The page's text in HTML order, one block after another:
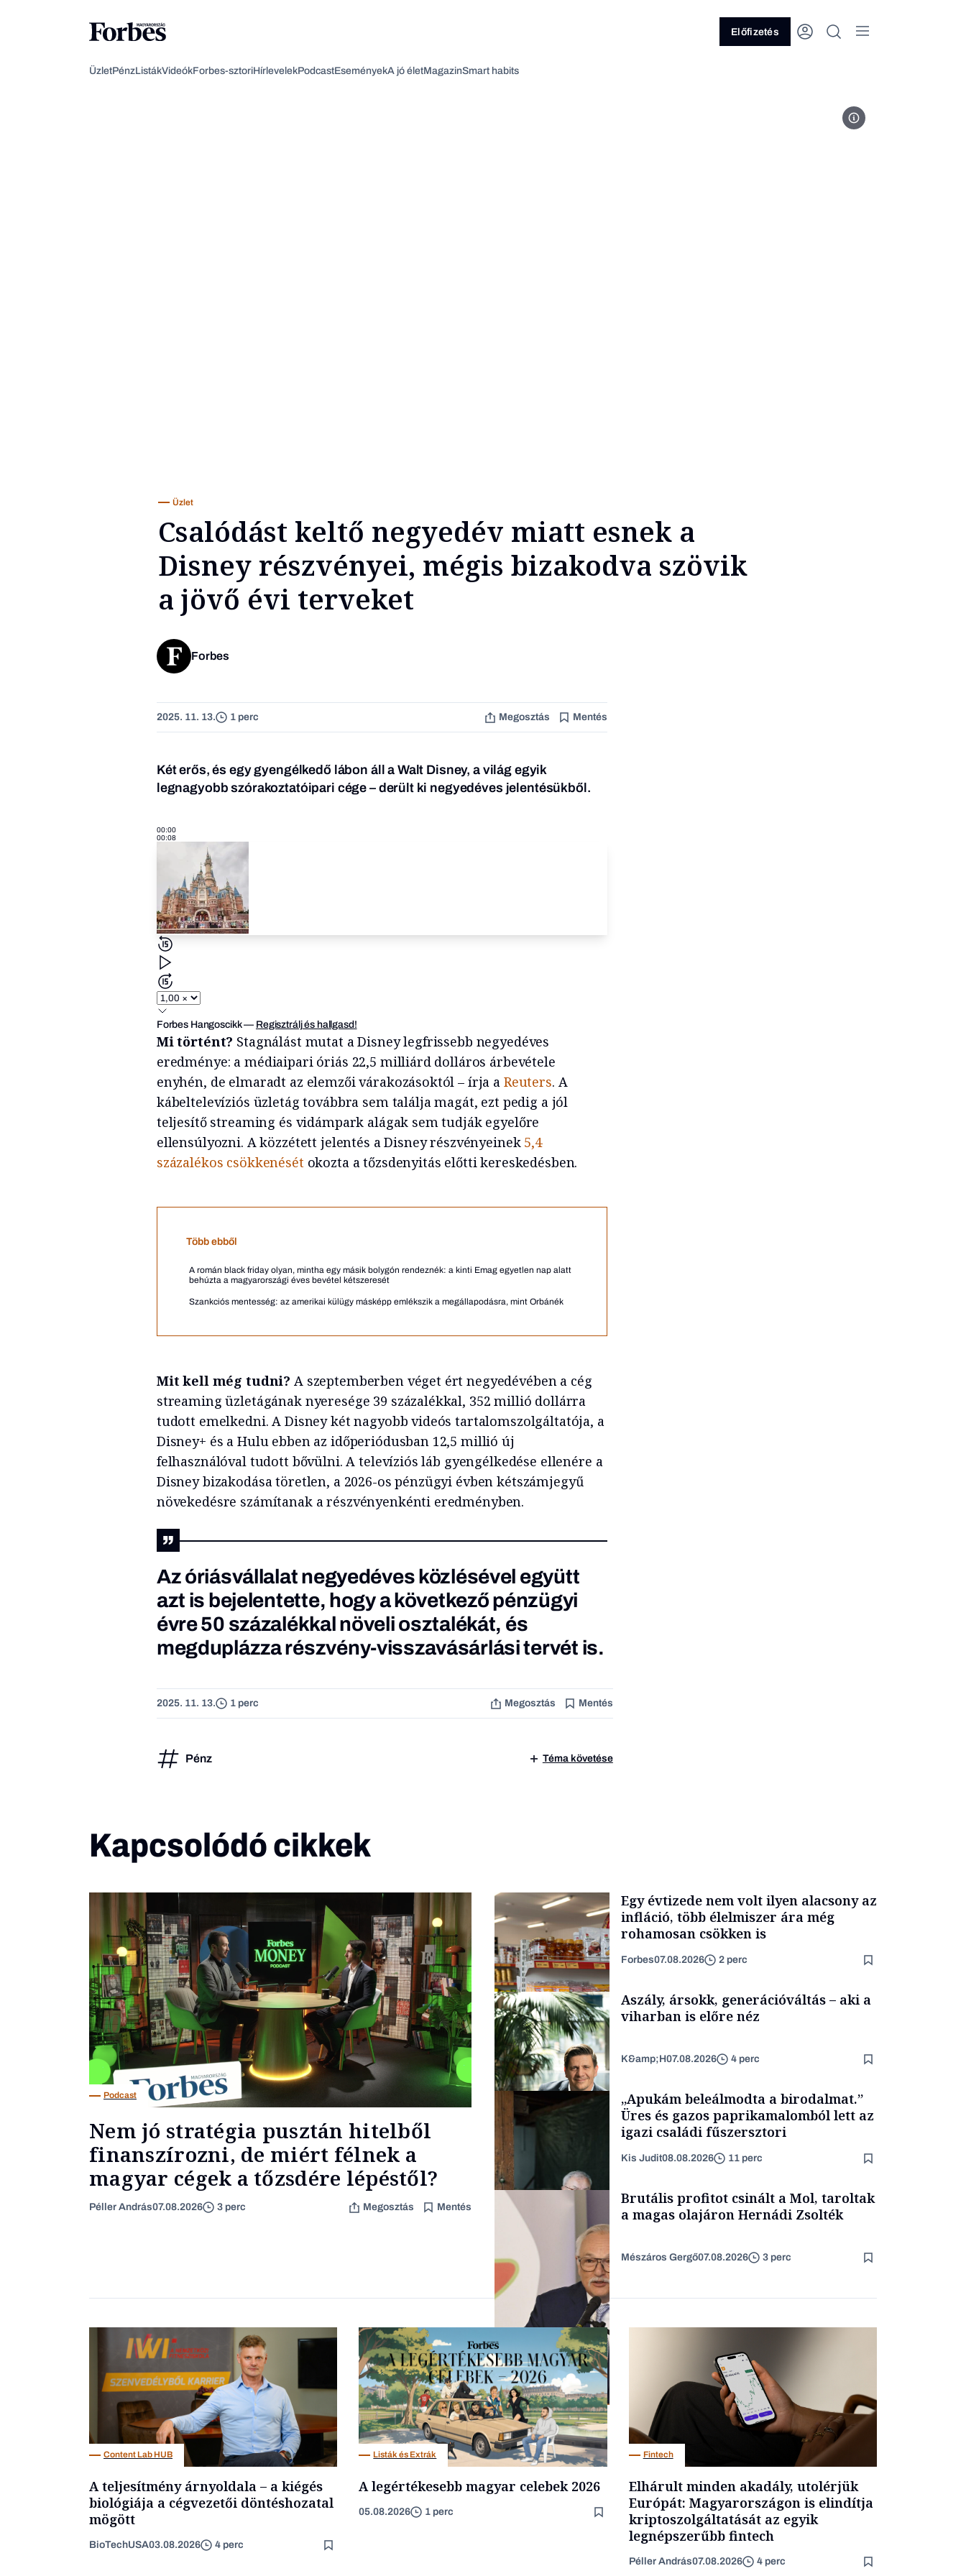
Előfizetés
ÜzletPénzListákVideókForbes-sztoriHírlevelekPodcastEseményekA jó életMagazinSmart habits
Fotó: Disney
Üzlet
Csalódást keltő negyedév miatt esnek a
Disney részvényei, mégis bizakodva szövik
a jövő évi terveket
Forbes
2025. 11. 13. 1 perc Megosztás Mentés
Két erős, és egy gyengélkedő lábon áll a Walt Disney, a világ egyik
legnagyobb szórakoztatóipari cége – derült ki negyedéves jelentésükből.
00:00
00:08
Forbes Hangoscikk— Regisztrálj és hallgasd!
Mi történt? Stagnálást mutat a Disney legfrissebb negyedéves
eredménye: a médiaipari óriás 22,5 milliárd dolláros árbevétele
enyhén, de elmaradt az elemzői várakozásoktól – írja a Reuters. A
kábeltelevíziós üzletág továbbra sem találja magát, ezt pedig a jól
teljesítő streaming és vidámpark alágak sem tudják egyelőre
ellensúlyozni. A közzétett jelentés a Disney részvényeinek 5,4
százalékos csökkenését okozta a tőzsdenyitás előtti kereskedésben.
Több ebből
A román black friday olyan, mintha egy másik bolygón rendeznék: a kinti Emag egyetlen nap alatt
behúzta a magyarországi éves bevétel kétszeresét
Szankciós mentesség: az amerikai külügy másképp emlékszik a megállapodásra, mint Orbánék
Mit kell még tudni? A szeptemberben véget ért negyedévében a cég
streaming üzletágának nyeresége 39 százalékkal, 352 millió dollárra
tudott emelkedni. A Disney két nagyobb videós tartalomszolgáltatója, a
Disney+ és a Hulu ebben az időperiódusban 12,5 millió új
felhasználóval tudott bővülni. A televíziós láb gyengélkedése ellenére a
Disney bizakodása töretlen, a 2026-os pénzügyi évben kétszámjegyű
növekedésre számítanak a részvényenkénti eredményben.
Az óriásvállalat negyedéves közlésével együtt
azt is bejelentette, hogy a következő pénzügyi
évre 50 százalékkal növeli osztalékát, és
megduplázza részvény-visszavásárlási tervét is.
2025. 11. 13. 1 perc Megosztás Mentés
Pénz Téma követése
Kapcsolódó cikkek
Podcast
Nem jó stratégia pusztán hitelből
finanszírozni, de miért félnek a
magyar cégek a tőzsdére lépéstől?
Péller András07.08.2026 3 perc Megosztás Mentés
Makro
Egy évtizede nem volt ilyen alacsony az
infláció, több élelmiszer ára még
rohamosan csökken is
Forbes07.08.2026 2 perc
TÁMOGATÓI
TARTALOM
Aszály, ársokk, generációváltás – aki a
viharban is előre néz
K&amp;H07.08.2026 4 perc
Családi vállalkozások
„Apukám beleálmodta a birodalmat.”
Üres és gazos paprikamalomból lett az
igazi családi fűszersztori
Kis Judit08.08.2026 11 perc
Befektetés
Brutális profitot csinált a Mol, taroltak
a magas olajáron Hernádi Zsolték
Mészáros Gergő07.08.2026 3 perc
Content Lab HUB
A teljesítmény árnyoldala – a kiégés
biológiája a cégvezetői döntéshozatal
mögött
BioTechUSA03.08.2026 4 perc
Listák és Extrák
A legértékesebb magyar celebek 2026
05.08.2026 1 perc
Fintech
Elhárult minden akadály, utolérjük
Európát: Magyarországon is elindítja
kriptoszolgáltatását az egyik
legnépszerűbb fintech
Péller András07.08.2026 4 perc